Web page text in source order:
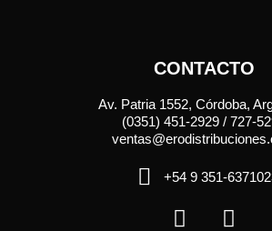
CONTACTO
Av. Patria 1552, Córdoba,
(0351) 451-2929 / 727-
+54 9 351-